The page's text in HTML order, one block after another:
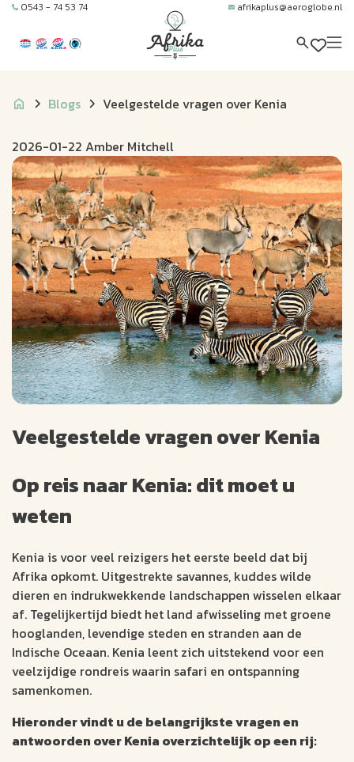
0543 - 74 53 74 afrikaplus@aeroglobe.nl
Blogs Veelgestelde vragen over Kenia
2026-01-22 Amber Mitchell
Veelgestelde vragen over Kenia
Op reis naar Kenia: dit moet u
weten
Kenia is voor veel reizigers het eerste beeld dat bij
Afrika opkomt. Uitgestrekte savannes, kuddes wilde
dieren en indrukwekkende landschappen wisselen elkaar
af. Tegelijkertijd biedt het land afwisseling met groene
hooglanden, levendige steden en stranden aan de
Indische Oceaan. Kenia leent zich uitstekend voor een
veelzijdige rondreis waarin safari en ontspanning
samenkomen.
Hieronder vindt u de belangrijkste vragen en
antwoorden over Kenia overzichtelijk op een rij: